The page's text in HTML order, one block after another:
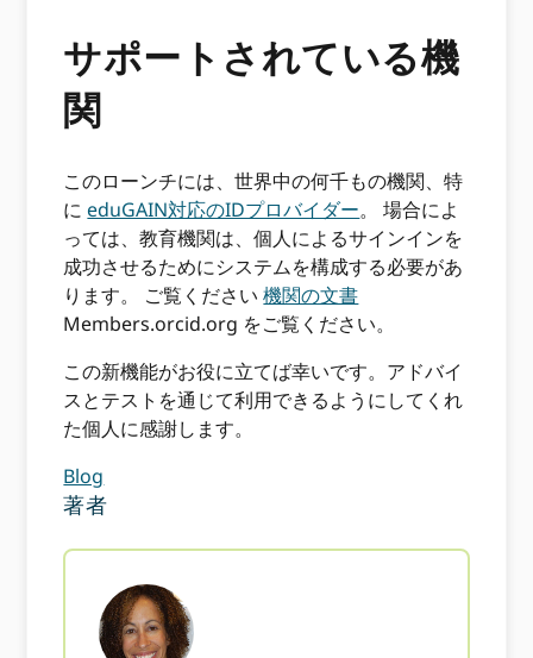
サポートされている機
関
このローンチには、世界中の何千もの機関、特
にeduGAIN対応のIDプロバイダー。 場合によ
っては、教育機関は、個人によるサインインを
成功させるためにシステムを構成する必要があ
ります。 ご覧ください機関の文書
Members.orcid.org をご覧ください。
この新機能がお役に立てば幸いです。アドバイ
スとテストを通じて利用できるようにしてくれ
た個人に感謝します。
Blog
著者